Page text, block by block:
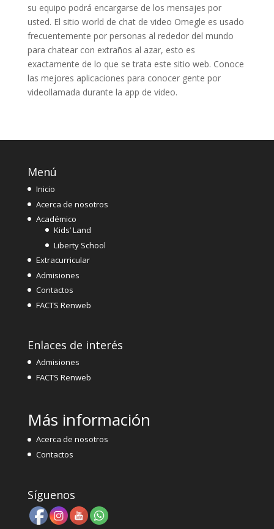
su equipo podrá encargarse de los mensajes por
usted. El sitio world de chat de video Omegle es usado
frecuentemente por personas al rededor del mundo
para chatear con extraños al azar, esto es
exactamente de lo que se trata este sitio web. Conoce
las mejores aplicaciones para conocer gente por
videollamada durante la app de video.
Menú
Inicio
Acerca de nosotros
Académico
Kids’ Land
Liberty School
Extracurricular
Admisiones
Contactos
FACTS Renweb
Enlaces de interés
Admisiones
FACTS Renweb
Más información
Acerca de nosotros
Contactos
Síguenos